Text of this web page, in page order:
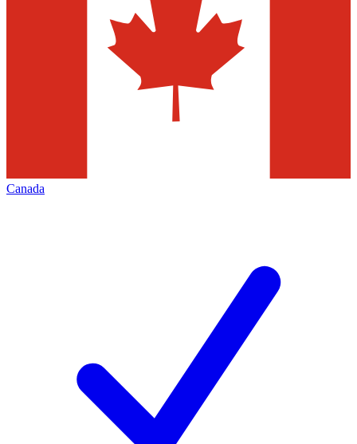
Canada